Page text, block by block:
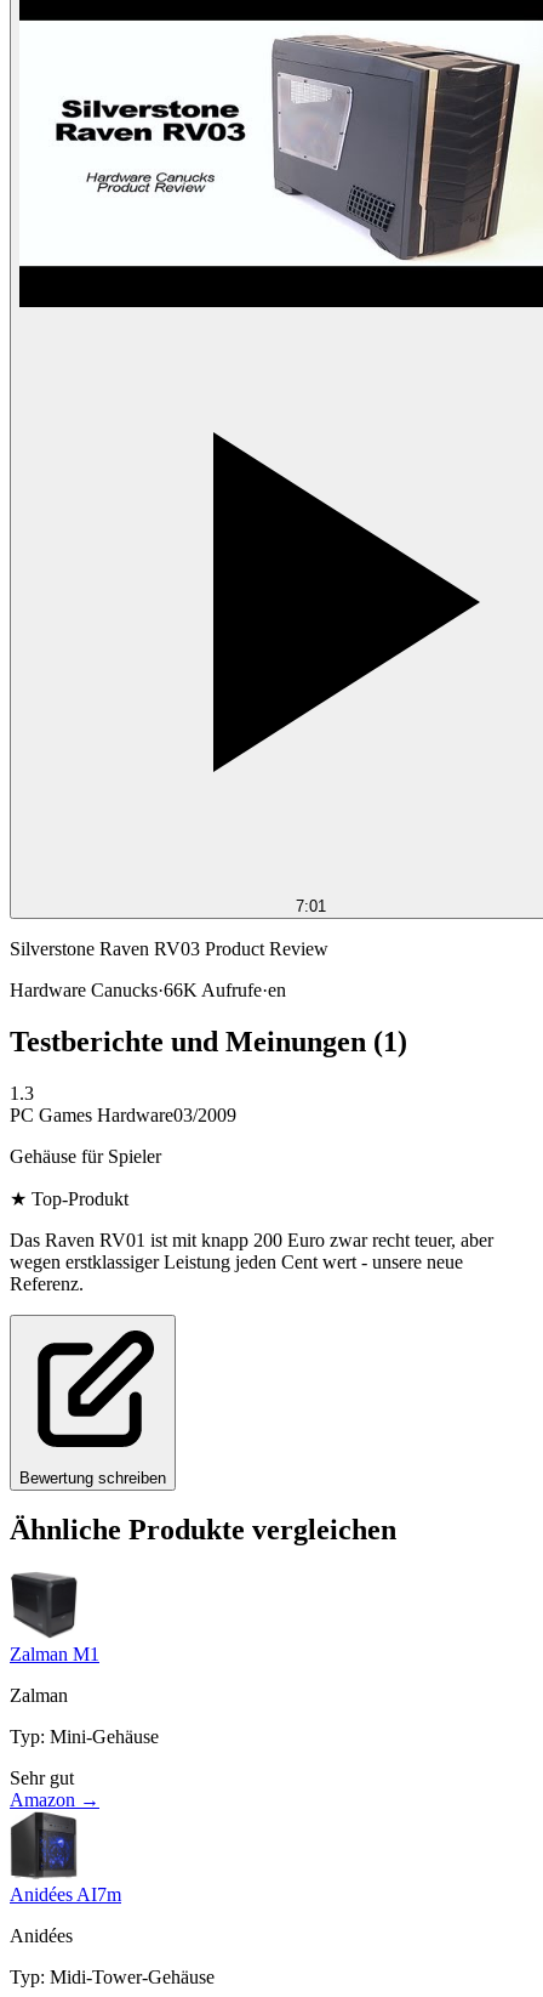
7:01
Silverstone Raven RV03 Product Review
Hardware Canucks·66K Aufrufe·en
Testberichte und Meinungen (1)
1.3
PC Games Hardware03/2009
Gehäuse für Spieler
★ Top-Produkt
Das Raven RV01 ist mit knapp 200 Euro zwar recht teuer, aber
wegen erstklassiger Leistung jeden Cent wert - unsere neue
Referenz.
Bewertung schreiben
Ähnliche Produkte vergleichen
Zalman M1
Zalman
Typ: Mini-Gehäuse
Sehr gut
Amazon →
Anidées AI7m
Anidées
Typ: Midi-Tower-Gehäuse